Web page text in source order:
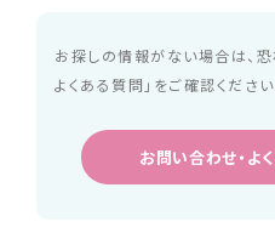
お探しの情報がない場合は、
よくある質問」をご確認ください
お問い合わせ・よ